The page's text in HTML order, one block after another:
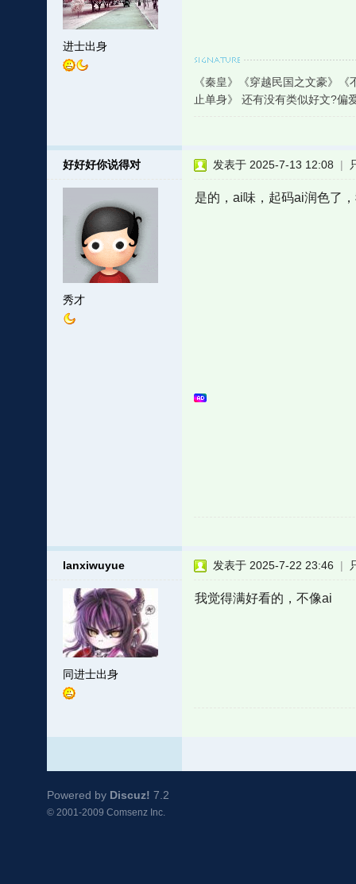
进士出身
《秦皇》《穿越民国之文豪》
止单身》 还有没有类似好文?偏
好好好你说得对
秀才
发表于 2025-7-13 12:08 |
是的，ai味，起码ai润色了
lanxiwuyue
同进士出身
发表于 2025-7-22 23:46 |
我觉得满好看的，不像ai
Powered by Discuz! 7.2
© 2001-2009 Comsenz Inc.